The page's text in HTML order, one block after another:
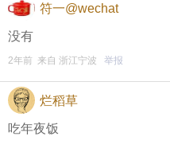
即可查看https://
• 友情提醒
恶意灌水/答非所问，视为
未在规定时间内回复，视
符一@wechat
没有
2年前 来自 浙江宁波 举报
烂稻草
吃年夜饭